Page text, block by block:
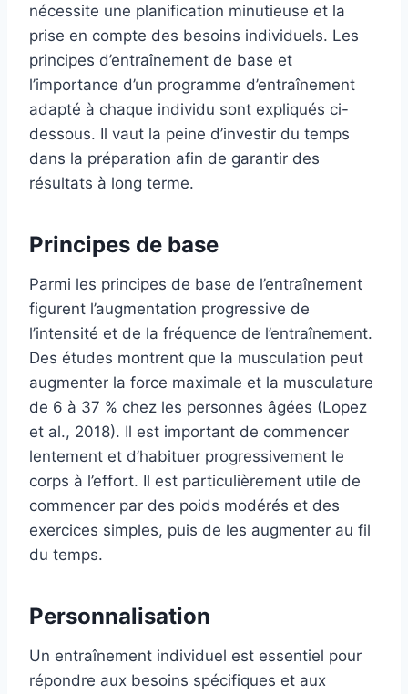
nécessite une planification minutieuse et la
prise en compte des besoins individuels. Les
principes d’entraînement de base et
l’importance d’un programme d’entraînement
adapté à chaque individu sont expliqués ci-
dessous. Il vaut la peine d’investir du temps
dans la préparation afin de garantir des
résultats à long terme.
Principes de base
Parmi les principes de base de l’entraînement
figurent l’augmentation progressive de
l’intensité et de la fréquence de l’entraînement.
Des études montrent que la musculation peut
augmenter la force maximale et la musculature
de 6 à 37 % chez les personnes âgées (Lopez
et al., 2018). Il est important de commencer
lentement et d’habituer progressivement le
corps à l’effort. Il est particulièrement utile de
commencer par des poids modérés et des
exercices simples, puis de les augmenter au fil
du temps.
Personnalisation
Un entraînement individuel est essentiel pour
répondre aux besoins spécifiques et aux